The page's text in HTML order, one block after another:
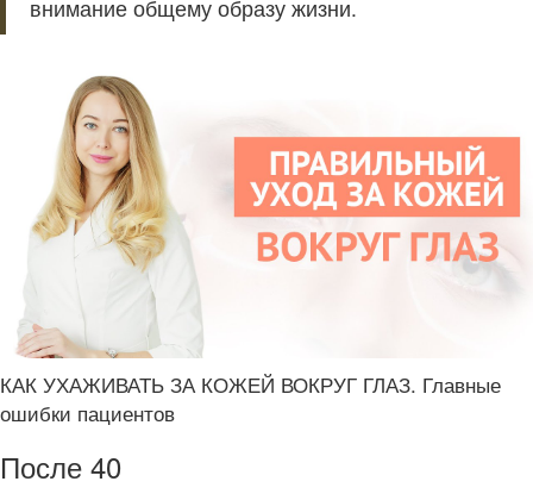
внимание общему образу жизни.
КАК УХАЖИВАТЬ ЗА КОЖЕЙ ВОКРУГ ГЛАЗ. Главные
ошибки пациентов
После 40